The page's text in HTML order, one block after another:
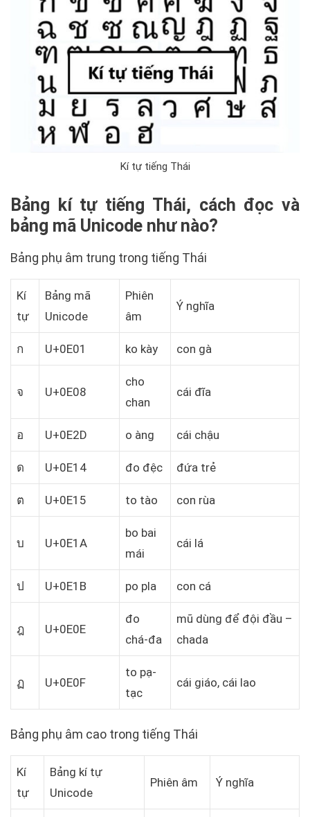
Kí tự tiếng Thái
Bảng kí tự tiếng Thái, cách đọc và
bảng mã Unicode như nào?
Bảng phụ âm trung trong tiếng Thái
Kí
tự
Bảng mã
Unicode
Phiên
âm
Ý nghĩa
ก U+0E01 ko kày con gà
จ U+0E08
cho
chan
cái đĩa
อ U+0E2D o àng cái chậu
ด U+0E14 đo đệc đứa trẻ
ต U+0E15 to tào con rùa
บ U+0E1A
bo bai
mái
cái lá
ป U+0E1B po pla con cá
ฎ U+0E0E
đo
chá-đa
mũ dùng để đội đầu –
chada
ฏ U+0E0F
to pạ-
tạc
cái giáo, cái lao
Bảng phụ âm cao trong tiếng Thái
Kí
tự
Bảng kí tự
Unicode
Phiên âm Ý nghĩa